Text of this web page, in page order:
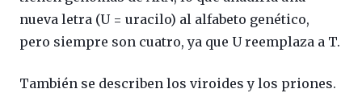
nueva letra (U = uracilo) al alfabeto genético,
pero siempre son cuatro, ya que U reemplaza a T.
También se describen los viroides y los priones.